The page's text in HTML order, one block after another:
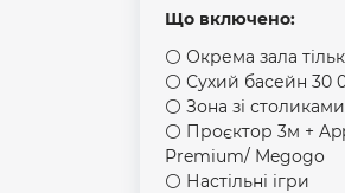
Що включено:
⚪️ Окрема зала
⚪️ Сухий басейн 30
⚪️ Зона зі
⚪️ Проєктор 3м +
Premium/ Megogo
⚪️ Настільні ігри